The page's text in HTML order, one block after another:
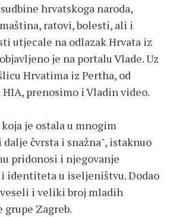
hrvatskoga naroda,
ratovi, bolesti, ali i
utjecale na odlazak Hrvata iz
je na portalu Vlade. Uz
Hrvatima iz Pertha, od
prenosimo i Vladin video.
je ostala u mnogim
čvrsta i snažna", istaknuo
pridonosi i njegovanje
identiteta u iseljeništvu. Dodao
veseli i veliki broj mladih
Zagreb.